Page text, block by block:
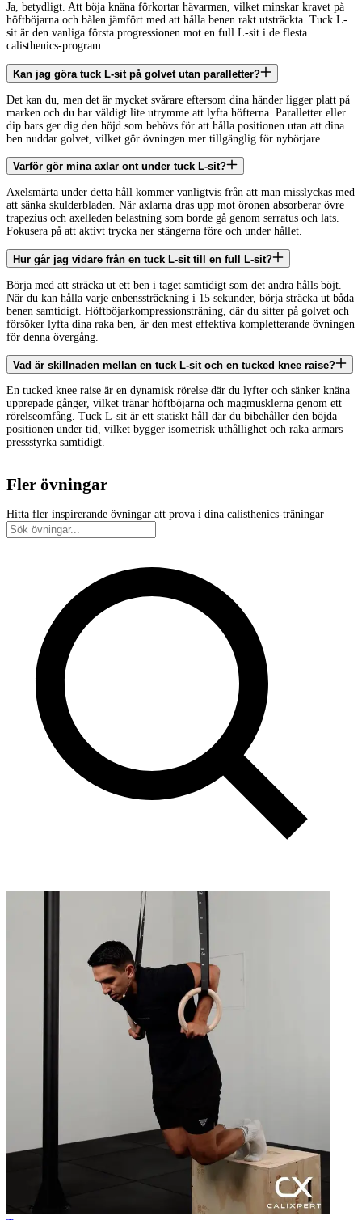
Ja, betydligt. Att böja knäna förkortar hävarmen, vilket minskar kravet på
höftböjarna och bålen jämfört med att hålla benen rakt utsträckta. Tuck L-
sit är den vanliga första progressionen mot en full L-sit i de flesta
calisthenics-program.
Kan jag göra tuck L-sit på golvet utan paralletter?
Det kan du, men det är mycket svårare eftersom dina händer ligger platt på
marken och du har väldigt lite utrymme att lyfta höfterna. Paralletter eller
dip bars ger dig den höjd som behövs för att hålla positionen utan att dina
ben nuddar golvet, vilket gör övningen mer tillgänglig för nybörjare.
Varför gör mina axlar ont under tuck L-sit?
Axelsmärta under detta håll kommer vanligtvis från att man misslyckas med
att sänka skulderbladen. När axlarna dras upp mot öronen absorberar övre
trapezius och axelleden belastning som borde gå genom serratus och lats.
Fokusera på att aktivt trycka ner stängerna före och under hållet.
Hur går jag vidare från en tuck L-sit till en full L-sit?
Börja med att sträcka ut ett ben i taget samtidigt som det andra hålls böjt.
När du kan hålla varje enbenssträckning i 15 sekunder, börja sträcka ut båda
benen samtidigt. Höftböjarkompressionsträning, där du sitter på golvet och
försöker lyfta dina raka ben, är den mest effektiva kompletterande övningen
för denna övergång.
Vad är skillnaden mellan en tuck L-sit och en tucked knee raise?
En tucked knee raise är en dynamisk rörelse där du lyfter och sänker knäna
upprepade gånger, vilket tränar höftböjarna och magmusklerna genom ett
rörelseomfång. Tuck L-sit är ett statiskt håll där du bibehåller den böjda
positionen under tid, vilket bygger isometrisk uthållighet och raka armars
pressstyrka samtidigt.
Fler övningar
Hitta fler inspirerande övningar att prova i dina calisthenics-träningar